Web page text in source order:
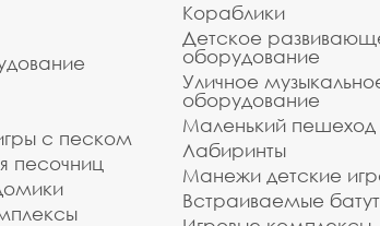
с песком
песочниц
Кораблики
Детское
оборудование
Уличное
оборудование
Маленький пешеход
Лабиринты
Манежи детские
Встраиваемые